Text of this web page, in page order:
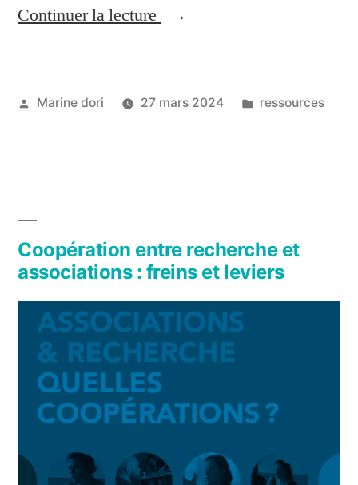
Continuer la lecture
Marine dori 27 mars 2024 ressources
Coopération entre recherche et
associations : freins et leviers